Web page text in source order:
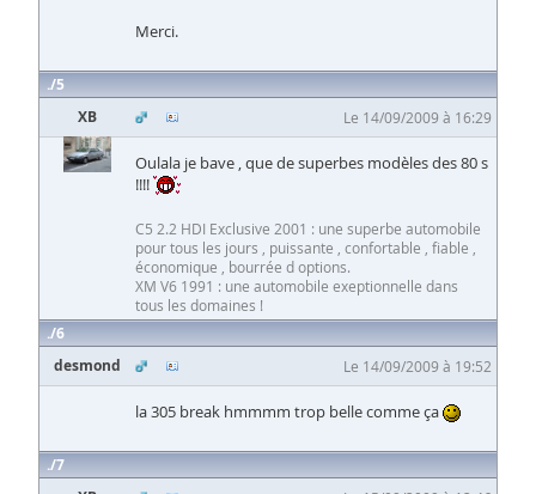
Merci.
5
XB
Le 14/09/2009 à 16:29
Oulala je bave , que de superbes modèles des 80 s
!!!!
C5 2.2 HDI Exclusive 2001 : une superbe automobile
pour tous les jours , puissante , confortable , fiable ,
économique , bourrée d options.
XM V6 1991 : une automobile exeptionnelle dans
tous les domaines !
6
desmond
Le 14/09/2009 à 19:52
la 305 break hmmmm trop belle comme ça
7